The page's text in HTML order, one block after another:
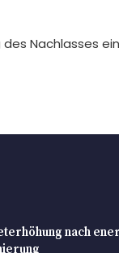
Nachlasses
nach